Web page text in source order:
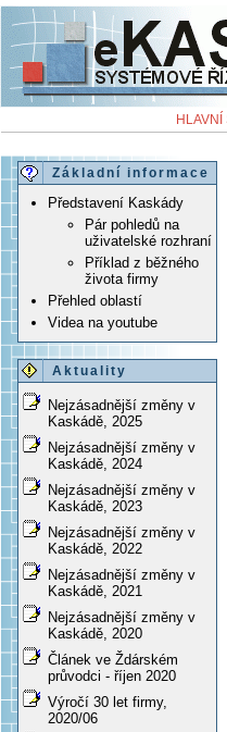
Základní informace
Představení Kaskády
Pár pohledů na
uživatelské rozhraní
Příklad z běžného
života firmy
Přehled oblastí
Videa na youtube
Aktuality
Nejzásadnější změny v
Kaskádě, 2025
Nejzásadnější změny v
Kaskádě, 2024
Nejzásadnější změny v
Kaskádě, 2023
Nejzásadnější změny v
Kaskádě, 2022
Nejzásadnější změny v
Kaskádě, 2021
Nejzásadnější změny v
Kaskádě, 2020
Článek ve Ždárském
průvodci - říjen 2020
Výročí 30 let firmy,
2020/06